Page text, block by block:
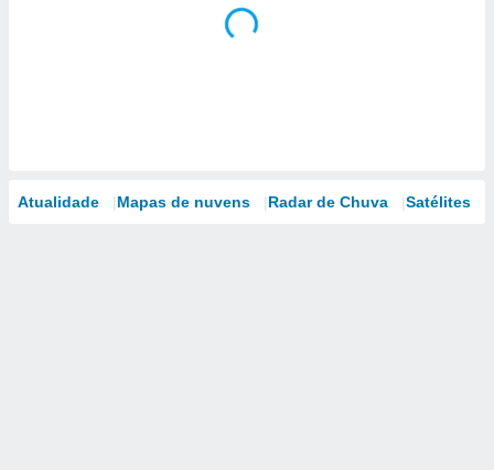
Atualidade Mapas de nuvens Radar de Chuva Satélites